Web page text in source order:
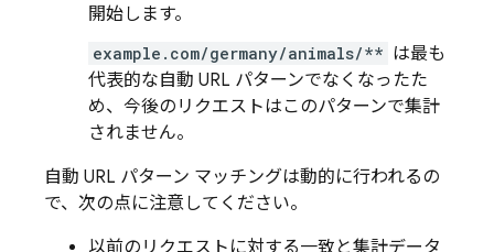
開始します。
example.com/germany/animals/** は最も
代表的な自動 URL パターンでなくなったた
め、今後のリクエストはこのパターンで集計
されません。
自動 URL パターン マッチングは動的に行われるの
で、次の点に注意してください。
以前のリクエストに対する一致と集計データ